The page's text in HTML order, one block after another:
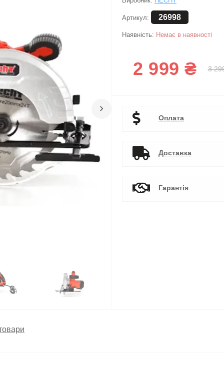
›
Артикул: 26998
Наявність: Немає в наявності
2 999 ₴ 3
Оплата
Доставка
Гарантія